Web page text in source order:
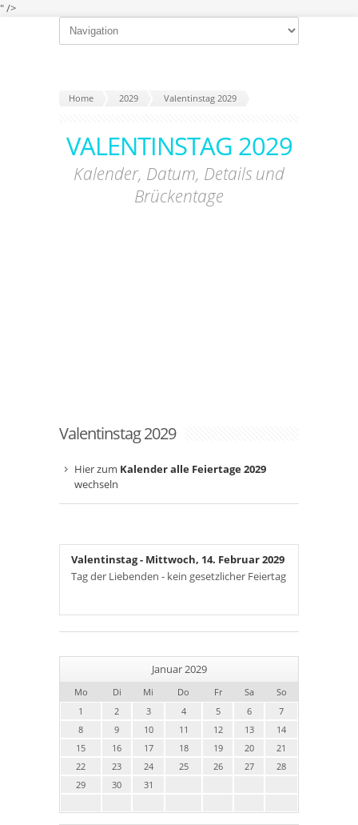
" />
Home 2029 Valentinstag 2029
VALENTINSTAG 2029
Kalender, Datum, Details und
Brückentage
Valentinstag 2029
Hier zum Kalender alle Feiertage 2029
wechseln
Valentinstag- Mittwoch, 14. Februar 2029
Tag der Liebenden - kein gesetzlicher Feiertag
Januar 2029
Mo Di Mi Do Fr Sa
So
1
2 3 4 5 6
7
8
9 10 11 12 13
14
15
16 17 18 19 20
21
22
23 24 25 26 27
28
29
30 31